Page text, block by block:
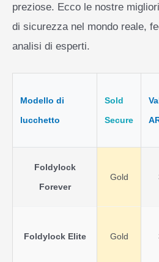
preziose. Ecco le nostre
di sicurezza nel mondo reale,
analisi di esperti.
Modello di
lucchetto
Sold
Secure
Foldylock
Forever
Gold
Foldylock Elite Gold